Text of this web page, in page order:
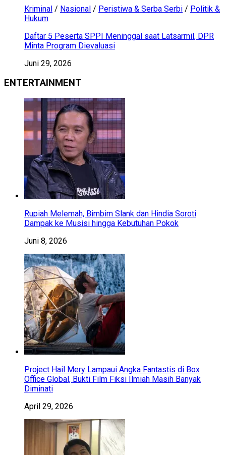
Kriminal / Nasional / Peristiwa & Serba Serbi / Politik &
Hukum
Daftar 5 Peserta SPPI Meninggal saat Latsarmil, DPR
Minta Program Dievaluasi
Juni 29, 2026
ENTERTAINMENT
Rupiah Melemah, Bimbim Slank dan Hindia Soroti
Dampak ke Musisi hingga Kebutuhan Pokok
Juni 8, 2026
Project Hail Mery Lampaui Angka Fantastis di Box
Office Global, Bukti Film Fiksi Ilmiah Masih Banyak
Diminati
April 29, 2026